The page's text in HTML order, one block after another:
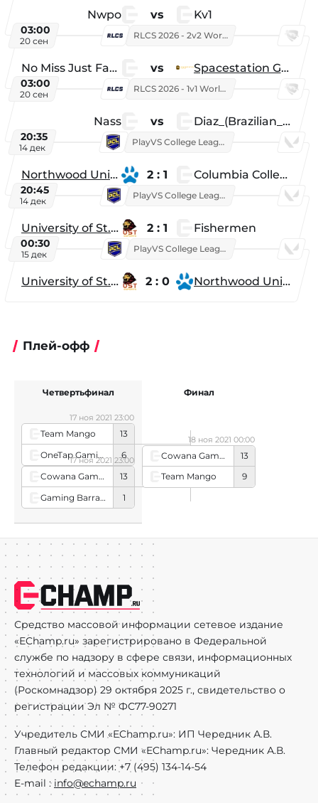
Nwpo vs Kv1
03:00
20 сен
RLCS 2026 - 2v2 World Championship
No Miss Just Fake vs Spacestation Gaming
03:00
20 сен
RLCS 2026 - 1v1 World Championship
Nass vs Diaz_(Brazilian_Player)
20:35
14 дек
PlayVS College League 2025: Fall
Northwood University 2 : 1 Columbia College
20:45
14 дек
PlayVS College League 2025: Fall
University of St. Thomas 2 : 1 Fishermen
00:30
15 дек
PlayVS College League 2025: Fall
University of St. Thomas 2 : 0 Northwood University
Плей-офф
Team Mango
13
OneTap Gaming
6
17 ноя 2021 23:00
Cowana Gaming
13
Gaming Barracks
1
17 ноя 2021 23:00
Четвертьфинал
Cowana Gaming
13
Team Mango
9
18 ноя 2021 00:00
Финал
Средство массовой информации сетевое издание
«EChamp.ru» зарегистрировано в Федеральной
службе по надзору в сфере связи, информационных
технологий и массовых коммуникаций
(Роскомнадзор) 29 октября 2025 г., свидетельство о
регистрации Эл № ФС77-90271
Учредитель СМИ «EChamp.ru»: ИП Чередник А.В.
Главный редактор СМИ «EChamp.ru»: Чередник А.В.
Телефон редакции: +7 (495) 134-14-54
E-mail : info@echamp.ru